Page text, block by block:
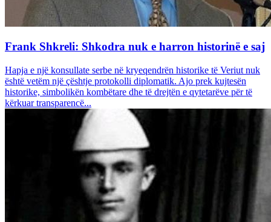
Frank Shkreli: Shkodra nuk e harron historinë e saj
Hapja e një konsullate serbe në kryeqendrën historike të Veriut nuk
është vetëm një çështje protokolli diplomatik. Ajo prek kujtesën
historike, simbolikën kombëtare dhe të drejtën e qytetarëve për të
kërkuar transparencë...